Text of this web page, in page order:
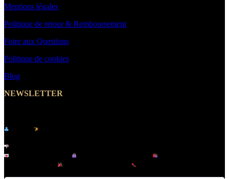
Mentions légales
Politique de retour & Remboursement
Foire aux Questions
Politique de cookies
Blog
NEWSLETTER
Le site
Inscrivez-vous à notre newsletter et recevez :
Offres exclusives |
Nouveautés tendance | Lancements en
Promotions privées |